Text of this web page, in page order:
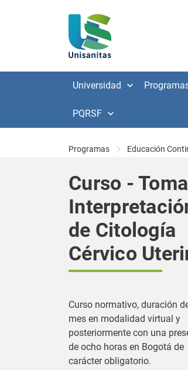
Universidad
PQRSF
Programas Educación
Curso -
de Citología
Cérvico
Curso normativo, duración
mes en modalidad virtual y
posteriormente con una
de ocho horas en Bogotá de
carácter obligatorio.